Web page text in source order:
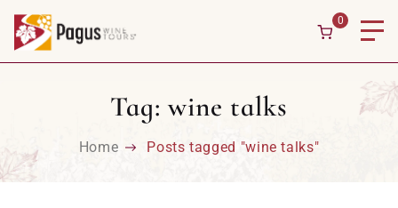
Skip to content
0
Tag:wine talks
Home Posts tagged "wine talks"